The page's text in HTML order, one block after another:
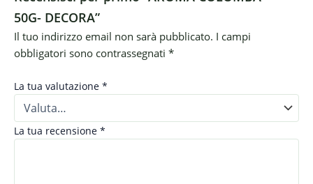
50G- DECORA”
Il tuo indirizzo email non sarà pubblicato. I campi
obbligatori sono contrassegnati *
La tua valutazione *
La tua recensione *